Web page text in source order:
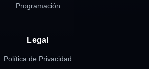
Programación
Legal
Política de Privacidad